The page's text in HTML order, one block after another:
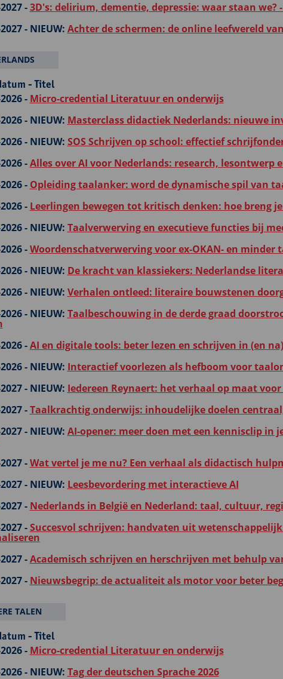
-3D's: delirium, dementie, depressie: waar staan we?
- NIEUW: Achter de schermen: de online leefwereld
- Titel
- Micro-credential Literatuur en onderwijs
- NIEUW: Masterclass didactiek Nederlands: nieuwe
- NIEUW: SOS Schrijven op school: effectief
-Alles over AI voor Nederlands: research, lesontwerp
- Opleiding taalanker: word de dynamische spil van
- Leerlingen bewegen tot kritisch denken: hoe breng
- NIEUW: Taalverwerving en executieve functies bij
-Woordenschatverwerving voor ex-OKAN- en minder
- NIEUW: De kracht van klassiekers: Nederlandse
- NIEUW: Verhalen ontleed: literaire bouwstenen
- NIEUW: Taalbeschouwing in de derde graad
-AI en digitale tools: beter lezen en schrijven in (en
- NIEUW: Interactief voorlezen als hefboom voor
- NIEUW: Iedereen Reynaert: het verhaal op maat
-Taalkrachtig onderwijs: inhoudelijke doelen
- NIEUW: AI-opener: meer doen met een kennisclip
-Wat vertel je me nu? Een verhaal als didactisch
- NIEUW: Leesbevordering met interactieve AI
- Nederlands in België en Nederland: taal, cultuur,
-Succesvol schrijven: handvaten uit
-Academisch schrijven en herschrijven met behulp
- Nieuwsbegrip: de actualiteit als motor voor beter
TALEN
- Titel
- Micro-credential Literatuur en onderwijs
- NIEUW: Tag der deutschen Sprache 2026